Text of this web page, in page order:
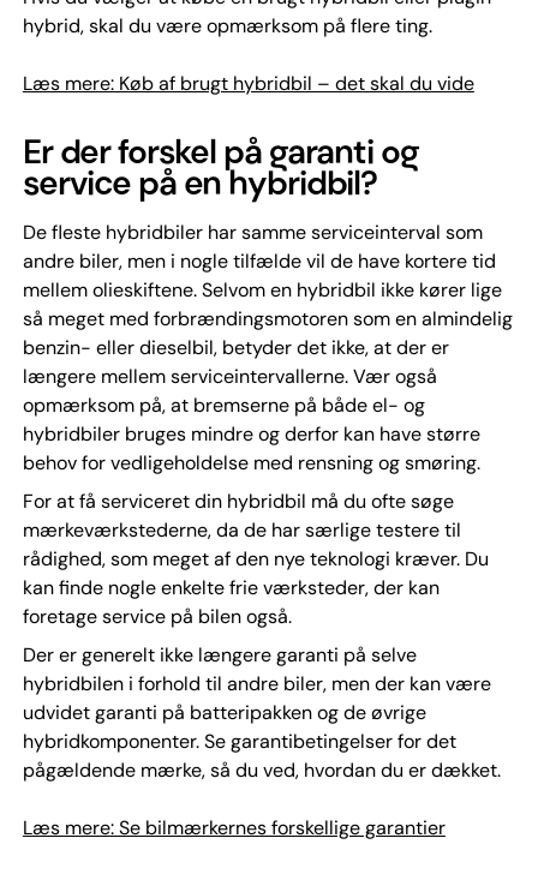
hybrid, skal du være opmærksom på flere ting.
Læs mere: Køb af brugt hybridbil – det skal du vide
Er der forskel på garanti og
service på en hybridbil?
De fleste hybridbiler har samme serviceinterval som
andre biler, men i nogle tilfælde vil de have kortere tid
mellem olieskiftene. Selvom en hybridbil ikke kører lige
så meget med forbrændingsmotoren som en almindelig
benzin- eller dieselbil, betyder det ikke, at der er
længere mellem serviceintervallerne. Vær også
opmærksom på, at bremserne på både el- og
hybridbiler bruges mindre og derfor kan have større
behov for vedligeholdelse med rensning og smøring.
For at få serviceret din hybridbil må du ofte søge
mærkeværkstederne, da de har særlige testere til
rådighed, som meget af den nye teknologi kræver. Du
kan finde nogle enkelte frie værksteder, der kan
foretage service på bilen også.
Der er generelt ikke længere garanti på selve
hybridbilen i forhold til andre biler, men der kan være
udvidet garanti på batteripakken og de øvrige
hybridkomponenter. Se garantibetingelser for det
pågældende mærke, så du ved, hvordan du er dækket.
Læs mere: Se bilmærkernes forskellige garantier